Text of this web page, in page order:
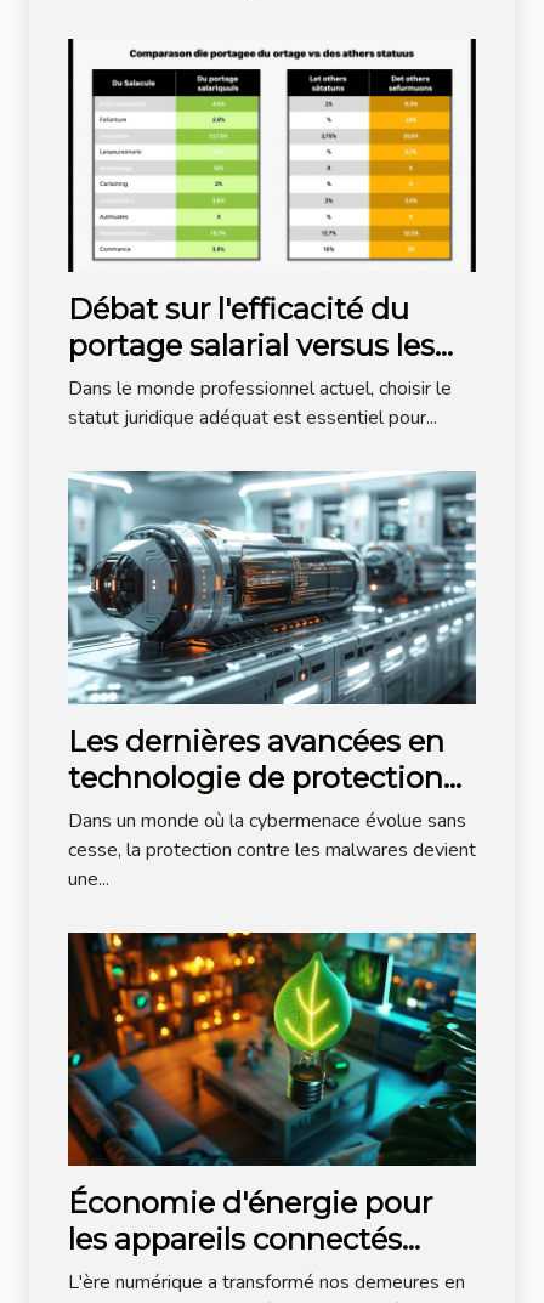
Débat sur l'efficacité du
portage salarial versus les
autres statuts juridiques
Dans le monde professionnel actuel, choisir le
statut juridique adéquat est essentiel pour...
Les dernières avancées en
technologie de protection
contre les malwares
Dans un monde où la cybermenace évolue sans
cesse, la protection contre les malwares devient
une...
Économie d'énergie pour
les appareils connectés
Astuces pour une maison
L'ère numérique a transformé nos demeures en